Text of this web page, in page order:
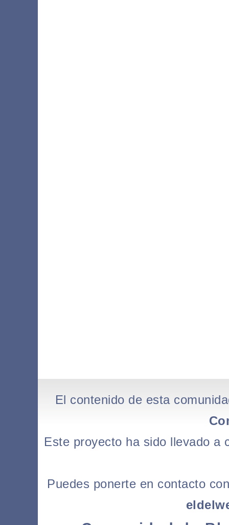
El contenido de esta
Este proyecto ha sido llevado
Puedes ponerte en contacto